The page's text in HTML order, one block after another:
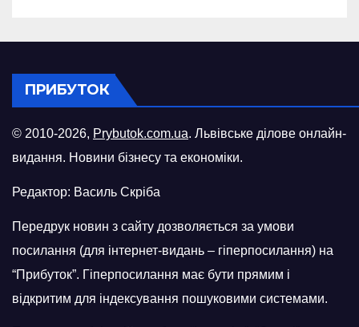
ПРИБУТОК
© 2010-2026, Prybutok.com.ua. Львівське ділове онлайн-
видання. Новини бізнесу та економіки.
Редактор: Василь Скріба
Передрук новин з сайту дозволяється за умови
посилання (для інтернет-видань – гіперпосилання) на
“Прибуток”. Гіперпосилання має бути прямим і
відкритим для індексування пошуковими системами.